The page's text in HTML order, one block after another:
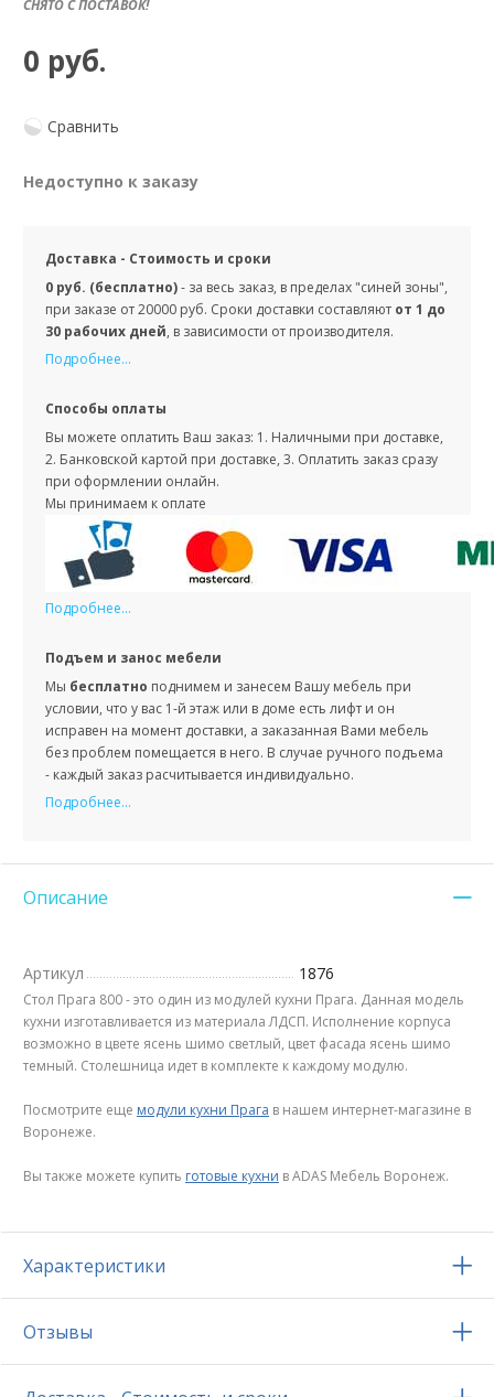
СНЯТО С ПОСТАВОК!
0 руб.
Сравнить
Недоступно к заказу
Доставка - Стоимость и сроки
0 руб. (бесплатно)- за весь заказ, в пределах "синей зоны",
при заказе от 20000 руб. Сроки доставки составляют от 1 до
30 рабочих дней, в зависимости от производителя.
Подробнее...
Способы оплаты
Вы можете оплатить Ваш заказ: 1. Наличными при доставке,
2. Банковской картой при доставке, 3. Оплатить заказ сразу
при оформлении онлайн.
Мы принимаем к оплате
Подробнее...
Подъем и занос мебели
Мы бесплатно поднимем и занесем Вашу мебель при
условии, что у вас 1-й этаж или в доме есть лифт и он
исправен на момент доставки, а заказанная Вами мебель
без проблем помещается в него. В случае ручного подъема
- каждый заказ расчитывается индивидуально.
Подробнее...
Описание
Артикул 1876
Стол Прага 800 - это один из модулей кухни Прага. Данная модель
кухни изготавливается из материала ЛДСП. Исполнение корпуса
возможно в цвете ясень шимо светлый, цвет фасада ясень шимо
темный. Столешница идет в комплекте к каждому модулю.
Посмотрите еще модули кухни Прага в нашем интернет-магазине в
Воронеже.
Вы также можете купить готовые кухни в ADAS Мебель Воронеж.
Характеристики
Отзывы